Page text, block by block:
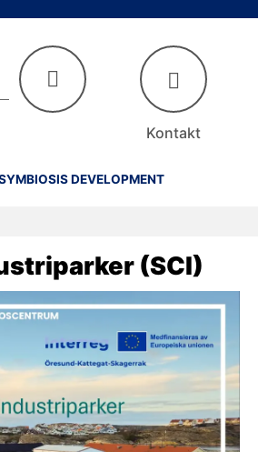
DEVELOPMENT
Kontakt
(SCI)